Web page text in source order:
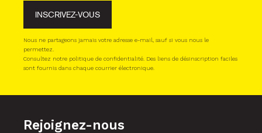
INSCRIVEZ-VOUS
Nous ne partageons jamais votre adresse e-mail, sauf si vous nous le
permettez.
Consultez notre politique de confidentialité. Des liens de désinscription faciles
sont fournis dans chaque courrier électronique.
Rejoignez-nous